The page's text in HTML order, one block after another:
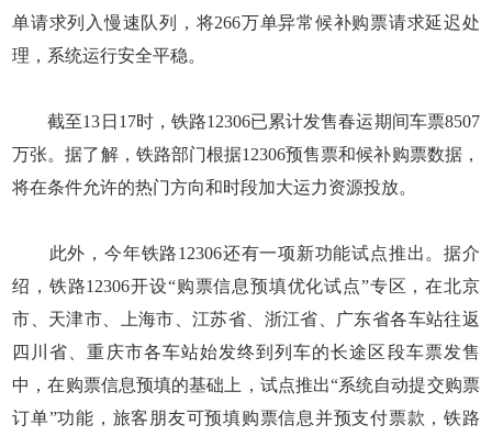
单请求列入慢速队列，将266万单异常候补购票请求延迟处
理，系统运行安全平稳。
截至13日17时，铁路12306已累计发售春运期间车票8507
万张。据了解，铁路部门根据12306预售票和候补购票数据，
将在条件允许的热门方向和时段加大运力资源投放。
此外，今年铁路12306还有一项新功能试点推出。据介
绍，铁路12306开设“购票信息预填优化试点”专区，在北京
市、天津市、上海市、江苏省、浙江省、广东省各车站往返
四川省、重庆市各车站始发终到列车的长途区段车票发售
中，在购票信息预填的基础上，试点推出“系统自动提交购票
订单”功能，旅客朋友可预填购票信息并预支付票款，铁路